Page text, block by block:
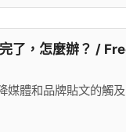
了，怎麼辦？ /
體和品牌貼文的觸